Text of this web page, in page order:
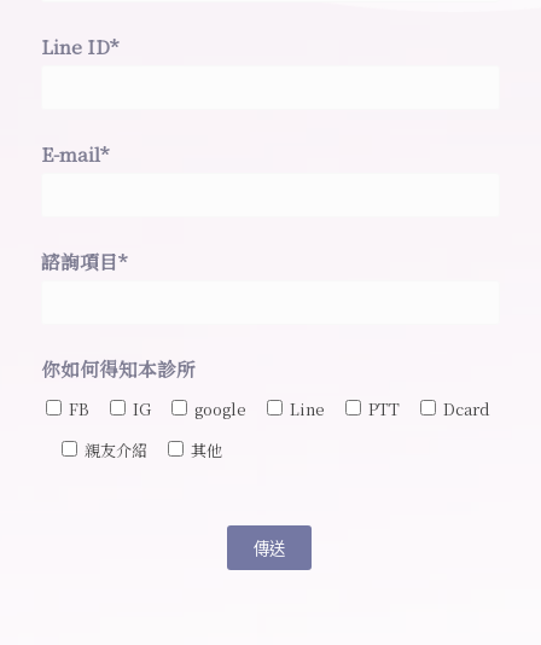
Line ID*
E-mail*
諮詢項目*
你如何得知本診所
FB IG google Line PTT
Dcard
親友介紹
其他